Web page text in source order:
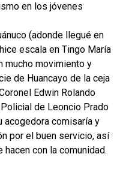
en los jóvenes
(adonde llegué en
escala en Tingo María
mucho movimiento y
de Huancayo de la ceja
Edwin Rolando
de Leoncio Prado
acogedora comisaría y
por el buen servicio, así
con la comunidad.